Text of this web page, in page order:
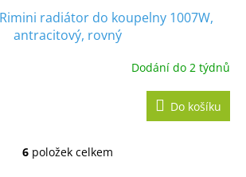
radiátor do koupelny 1007W,
antracitový, rovný
Dodání do 2 týdnů
Do košíku
O
6 položek celkem